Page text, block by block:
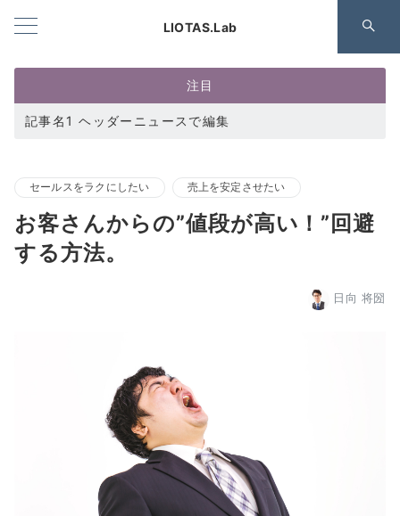
LIOTAS.Lab
注目
記事名1 ヘッダーニュースで編集
セールスをラクにしたい 売上を安定させたい
お客さんからの”値段が高い！”回避
する方法。
日向 将圀